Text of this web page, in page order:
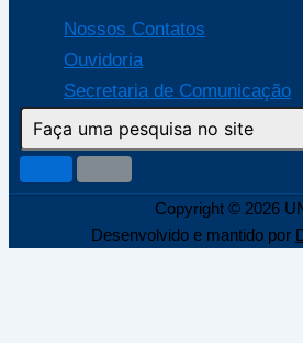
Nossos Contatos
Ouvidoria
Secretaria de Comunicação
Copyright © 2026
Desenvolvido e mantido por